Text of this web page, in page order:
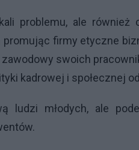
problemu, ale również
firmy etyczne
swoich
kadrowej i społecznej
ludzi młodych, ale